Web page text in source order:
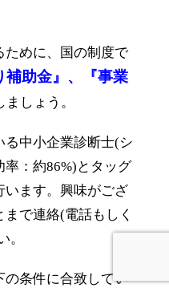
ために、国の制度で
補助金』、『事業
ましょう。
る中小企業診断士(シ
率：約86%)とタッグ
います。興味がござ
で連絡(電話もしく
。
の条件に合致してい